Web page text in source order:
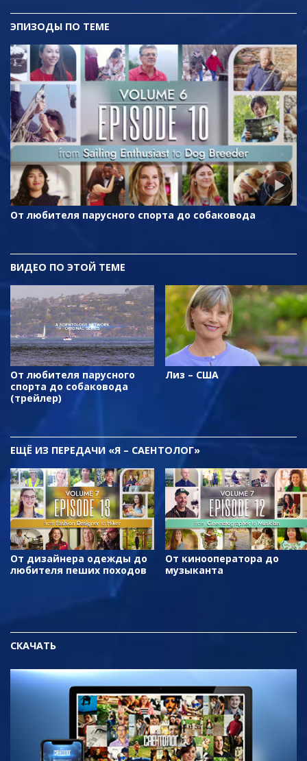
ЭПИЗОДЫ ПО ТЕМЕ
От любителя парусного спорта до собаковода
ВИДЕО ПО ЭТОЙ ТЕМЕ
От любителя парусного
спорта до собаковода
(трейлер)
Лиз – США
ЕЩЁ ИЗ ПЕРЕДАЧИ «Я – САЕНТОЛОГ»
От дизайнера одежды до
любителя пеших походов
От кинооператора до
музыканта
СКАЧАТЬ